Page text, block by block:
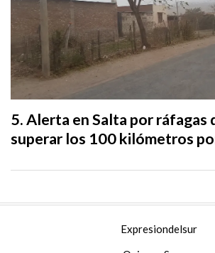
Alerta en Salta por ráfagas
superar los 100 kilómetros
Expresiondelsur